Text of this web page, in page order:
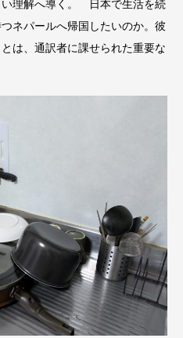
理解へ導く。 日本で生活を続
ネパールへ帰国したいのか。彼
は、通訳者に課せられた重要な